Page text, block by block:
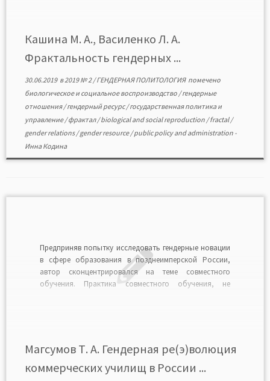
управления биологическим и социальным вос-
производством населения. Раскрывается
фрактальный характер гендерных отношений в
Кашина М. А., Василенко Л. А.
Фрактальность гендерных ...
30.06.2019в2019 № 2/ГЕНДЕРНАЯ ПОЛИТОЛОГИЯ помечено
биологическое и социальное воспроизводство /гендерные
отношения/гендерный ресурс/государственная политика и
управление/фрактал/biological and social reproduction /fractal/
gender relations/gender resource/public policy and administration -
Инна Кодина
Предприняв попытку исследовать гендерные новации
в сфере образования в позднеимперской России,
автор сконцентрировался на теме совместного
обучения. Практика совместного обучения, не
вызов традиционному режиму […]
Магсумов Т. А. Гендерная ре(э)волюция
коммерческих училищ в России ...